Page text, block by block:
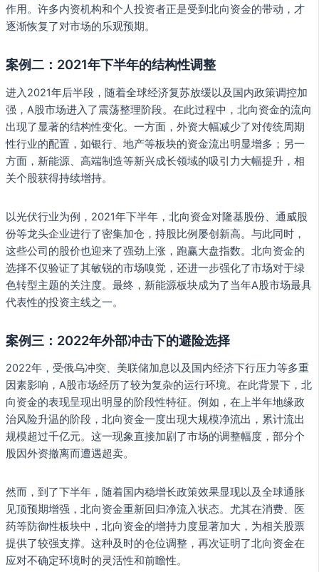
作用。许多内资机构和个人投资者正是受到北向资金的带动，才
逐渐恢复了对市场的乐观预期。
案例二：2021年下半年的结构性调整
进入2021年后半段，随着全球经济复苏放缓以及国内政策调控加
强，A股市场进入了震荡整理阶段。在此过程中，北向资金的流向
出现了显著的结构性变化。一方面，外资大幅减少了对传统周期
性行业的配置，如银行、地产等板块的资金流出明显增多；另一
方面，新能源、高端制造等新兴成长领域的吸引力大幅提升，相
关个股获得持续增持。
以光伏行业为例，2021年下半年，北向资金对隆基股份、通威股
份等龙头企业进行了密集加仓，持股比例屡创新高。与此同时，
这些公司的股价也迎来了强劲上涨，跑赢大盘指数。北向资金的
选择不仅验证了其敏锐的市场嗅觉，还进一步强化了市场对于绿
色转型主题的关注度。最终，新能源板块成为了当年A股市场最具
代表性的投资主线之一。
案例三：2022年外部冲击下的避险选择
2022年，受俄乌冲突、美联储加息以及国内经济下行压力等多重
因素影响，A股市场经历了较为复杂的运行环境。在此背景下，北
向资金的表现呈现出明显的阶段性特征。例如，在上半年地缘政
治风险升温的阶段，北向资金一度出现大规模净流出，累计流出
规模超过千亿元。这一现象直接加剧了市场的调整幅度，部分个
股因外资撤离而遭遇超卖。
然而，到了下半年，随着国内稳增长政策效果显现以及全球通胀
见顶预期增强，北向资金重新回归净流入状态。尤其在消费、医
药等防御性板块中，北向资金的增持力度显著加大，为相关股票
提供了较强支撑。这种及时的仓位调整，再次证明了北向资金在
应对不确定环境时的灵活性和前瞻性。